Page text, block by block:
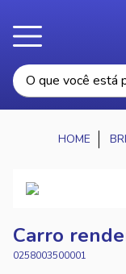
Carro
0258003500001